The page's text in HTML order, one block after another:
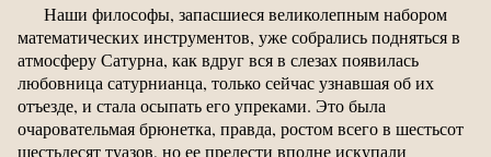
Наши философы, запасшиеся великолепным набором
математических инструментов, уже собрались подняться в
атмосферу Сатурна, как вдруг вся в слезах появилась
любовница сатурнианца, только сейчас узнавшая об их
отъезде, и стала осыпать его упреками. Это была
очаровательмая брюнетка, правда, ростом всего в шестьсот
шестьдесят туазов, но ее прелести вполне искупали